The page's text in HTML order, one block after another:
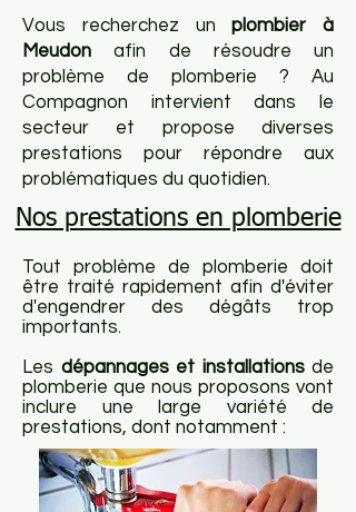
Vous recherchez unplombier à
Meudon afin de résoudre un
problème de plomberie ? Au
Compagnon intervient dans le
secteur et propose diverses
prestations pour répondre aux
problématiques du quotidien.
Nos prestations en plomberie
Tout problème de plomberie doit
être traité rapidement afin d'éviter
d'engendrer des dégâts trop
importants.
Les dépannages et installations de
plomberie que nous proposons vont
inclure une large variété de
prestations, dont notamment :